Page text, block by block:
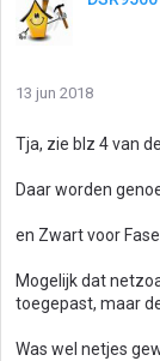
13 jun 2018
Tja, zie blz 4 van
Daar worden
en Zwart voor
Mogelijk dat
toegepast, maar
Was wel netjes